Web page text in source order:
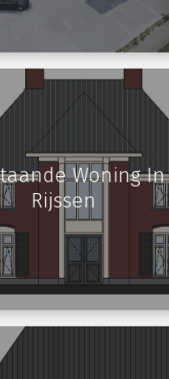
Woning In
Rijssen